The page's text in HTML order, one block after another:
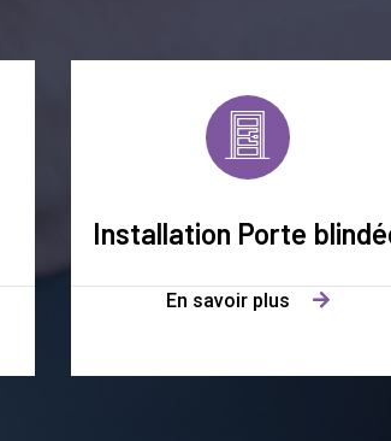
Installation Porte
En savoir plus